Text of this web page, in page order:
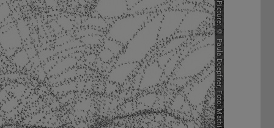
Picture: © Paula Doepfner, Foto: Mathias Schormann